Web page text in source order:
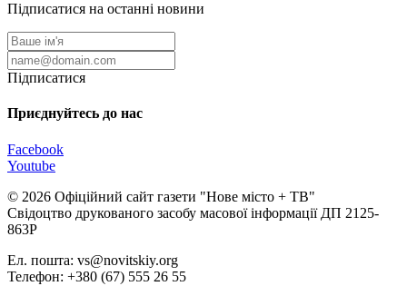
Підписатися на останні новини
Підписатися
Приєднуйтесь до нас
Facebook
Youtube
© 2026 Офіційний сайт газети "Нове мiсто + ТВ"
Свідоцтво друкованого засобу масової інформації ДП 2125-
863Р
Ел. пошта: vs@novitskiy.org
Телефон: +380 (67) 555 26 55